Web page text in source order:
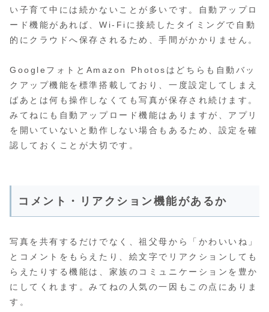
い子育て中には続かないことが多いです。自動アップロ
ード機能があれば、Wi-Fiに接続したタイミングで自動
的にクラウドへ保存されるため、手間がかかりません。
GoogleフォトとAmazon Photosはどちらも自動バッ
クアップ機能を標準搭載しており、一度設定してしまえ
ばあとは何も操作しなくても写真が保存され続けます。
みてねにも自動アップロード機能はありますが、アプリ
を開いていないと動作しない場合もあるため、設定を確
認しておくことが大切です。
コメント・リアクション機能があるか
写真を共有するだけでなく、祖父母から「かわいいね」
とコメントをもらえたり、絵文字でリアクションしても
らえたりする機能は、家族のコミュニケーションを豊か
にしてくれます。みてねの人気の一因もこの点にありま
す。